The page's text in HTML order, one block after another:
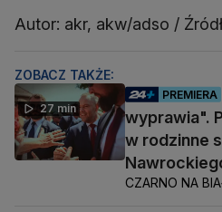
Autor: akr, akw/adso /
ZOBACZ TAKŻE:
27 min
PREMIERA
wyprawia".
w rodzinne
CZARNO NA